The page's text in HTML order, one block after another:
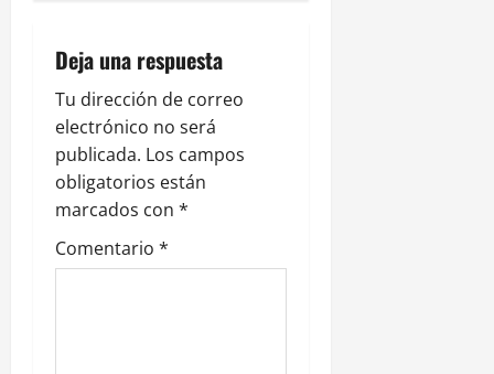
i
ó
n
d
e
Deja una respuesta
Tu dirección de correo
electrónico no será
publicada. Los campos
obligatorios están
marcados con *
Comentario *